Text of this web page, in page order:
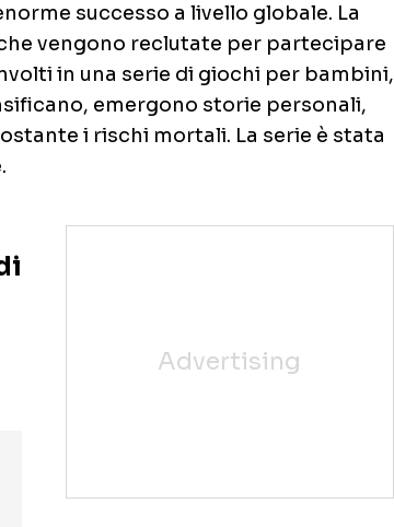
successo a livello globale. La
vengono reclutate per partecipare
in una serie di giochi per bambini,
emergono storie personali,
i rischi mortali. La serie è stata